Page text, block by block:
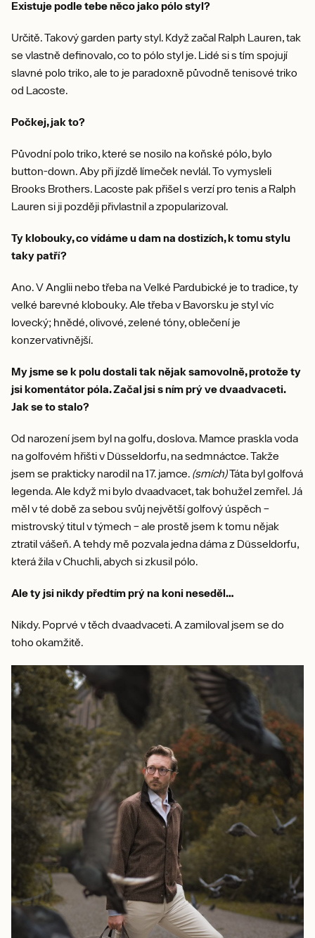
Existuje podle tebe něco jako pólo styl?
Určitě. Takový garden party styl. Když začal Ralph Lauren, tak
se vlastně definovalo, co to pólo styl je. Lidé si s tím spojují
slavné polo triko, ale to je paradoxně původně tenisové triko
od Lacoste.
Počkej, jak to?
Původní polo triko, které se nosilo na koňské pólo, bylo
button-down. Aby při jízdě límeček nevlál. To vymysleli
Brooks Brothers. Lacoste pak přišel s verzí pro tenis a Ralph
Lauren si ji později přivlastnil a zpopularizoval.
Ty klobouky, co vídáme u dam na dostizích, k tomu stylu
taky patří?
Ano. V Anglii nebo třeba na Velké Pardubické je to tradice, ty
velké barevné klobouky. Ale třeba v Bavorsku je styl víc
lovecký; hnědé, olivové, zelené tóny, oblečení je
konzervativnější.
My jsme se k polu dostali tak nějak samovolně, protože ty
jsi komentátor póla. Začal jsi s ním prý ve dvaadvaceti.
Jak se to stalo?
Od narození jsem byl na golfu, doslova. Mamce praskla voda
na golfovém hřišti v Düsseldorfu, na sedmnáctce. Takže
jsem se prakticky narodil na 17. jamce. (smích)Táta byl golfová
legenda. Ale když mi bylo dvaadvacet, tak bohužel zemřel. Já
měl v té době za sebou svůj největší golfový úspěch –
mistrovský titul v týmech – ale prostě jsem k tomu nějak
ztratil vášeň. A tehdy mě pozvala jedna dáma z Düsseldorfu,
která žila v Chuchli, abych si zkusil pólo.
Ale ty jsi nikdy předtím prý na koni neseděl…
Nikdy. Poprvé v těch dvaadvaceti. A zamiloval jsem se do
toho okamžitě.